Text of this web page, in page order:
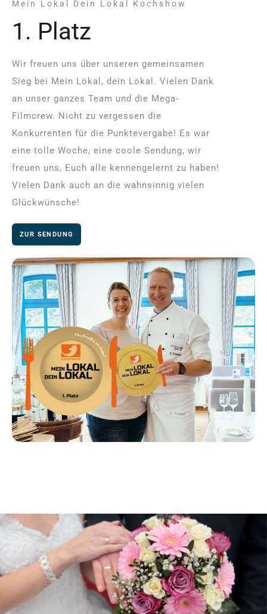
Mein Lokal Dein Lokal Kochshow
1. Platz
Wir freuen uns über unseren gemeinsamen
Sieg bei Mein Lokal, dein Lokal. Vielen Dank
an unser ganzes Team und die Mega-
Filmcrew. Nicht zu vergessen die
Konkurrenten für die Punktevergabe! Es war
eine tolle Woche, eine coole Sendung, wir
freuen uns, Euch alle kennengelernt zu haben!
Vielen Dank auch an die wahnsinnig vielen
Glückwünsche!
ZUR SENDUNG